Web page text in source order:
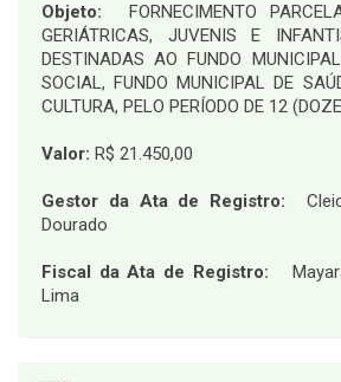
Objeto:
FORNECIMENTO
GERIÁTRICAS, JUVENIS E
DESTINADAS AO FUNDO
SOCIAL, FUNDO MUNICIPAL DE
CULTURA, PELO PERÍODO DE 12
Valor: R$ 21.450,00
Gestor da Ata de Registro:
Dourado
Fiscal da Ata de Registro:
Lima